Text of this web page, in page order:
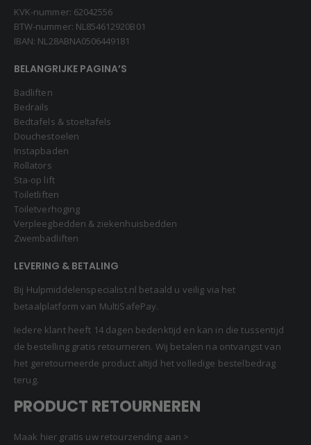
KVK-nummer: 62042556
BTW-nummer: NL854612920B01
IBAN: NL28ABNA0506449181
BELANGRIJKE PAGINA’S
Badliften
Bedrails
Bedtafels & stoeltafels
Douchestoelen
Instapbaden
Rollators
Sta-op lift
Toiletliften
Toiletverhoging
Verpleegbedden & ziekenhuisbedden
Zwembadliften
LEVERING & BETALING
Bij Hulpmiddelenspecialist.nl betaald u veilig via het
betaalplatform van MultiSafePay.
Iedere klant heeft 14 dagen bedenktijd en kan in die tussentijd
de bestelling gratis retourneren. Wij betalen na ontvangst van
het geretourneerde product altijd het volledige bestelbedrag
terug.
PRODUCT RETOURNEREN
Maak hier gratis uw retourzending aan >